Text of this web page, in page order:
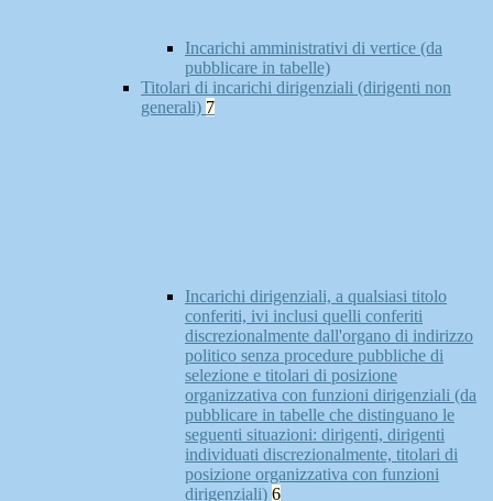
Incarichi amministrativi di vertice (da
pubblicare in tabelle)
Titolari di incarichi dirigenziali (dirigenti non
generali) 7
Incarichi dirigenziali, a qualsiasi titolo
conferiti, ivi inclusi quelli conferiti
discrezionalmente dall'organo di indirizzo
politico senza procedure pubbliche di
selezione e titolari di posizione
organizzativa con funzioni dirigenziali (da
pubblicare in tabelle che distinguano le
seguenti situazioni: dirigenti, dirigenti
individuati discrezionalmente, titolari di
posizione organizzativa con funzioni
dirigenziali) 6